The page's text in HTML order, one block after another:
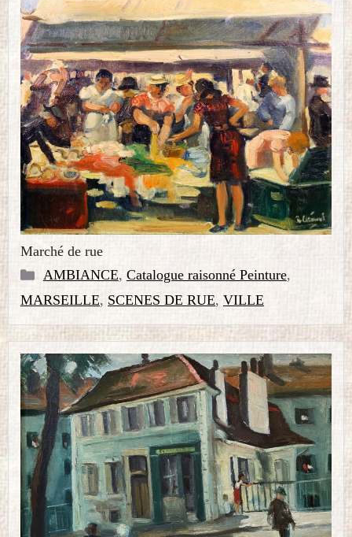
Marché de rue
Catégories
AMBIANCE, Catalogue raisonné Peinture,
MARSEILLE, SCENES DE RUE, VILLE